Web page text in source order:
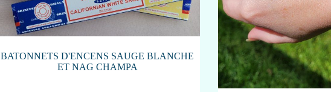
BATONNETS D'ENCENS SAUGE BLANCHE
ET NAG CHAMPA